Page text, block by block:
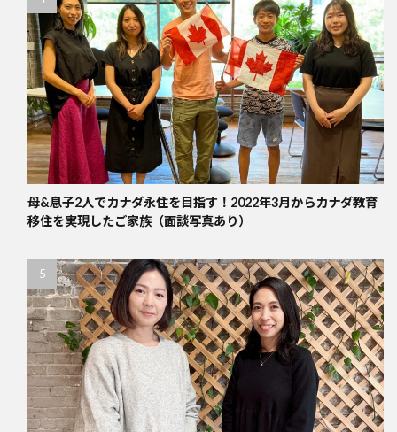
母&息子2人でカナダ永住を目指す！2022年3月からカナダ教育
移住を実現したご家族（面談写真あり）